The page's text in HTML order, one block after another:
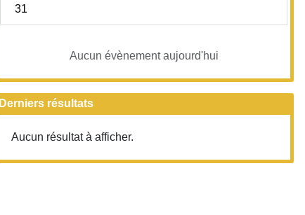
31
Aucun évènement aujourd'hui
Derniers résultats
Aucun résultat à afficher.